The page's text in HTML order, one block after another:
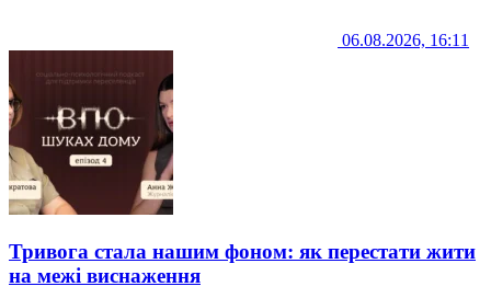
06.08.2026, 16:11
Тривога стала нашим фоном: як перестати жити
на межі виснаження